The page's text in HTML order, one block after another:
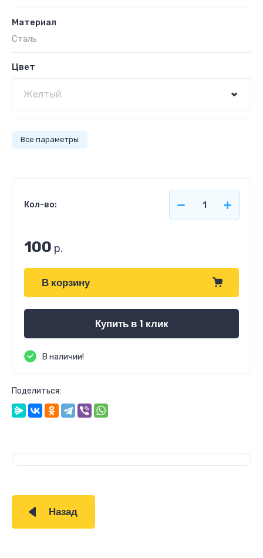
Материал
Сталь
Цвет
Все параметры
Кол-во:
100 р.
В корзину
Купить в 1 клик
В наличии!
Поделиться:
Назад